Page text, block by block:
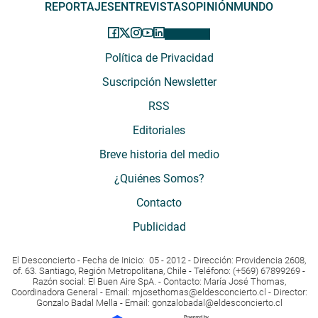
REPORTAJESENTREVISTASOPINIÓNMUNDO
Política de Privacidad
Suscripción Newsletter
RSS
Editoriales
Breve historia del medio
¿Quiénes Somos?
Contacto
Publicidad
El Desconcierto - Fecha de Inicio: 05 - 2012 - Dirección: Providencia 2608,
of. 63. Santiago, Región Metropolitana, Chile - Teléfono: (+569) 67899269 -
Razón social: El Buen Aire SpA. - Contacto: María José Thomas,
Coordinadora General - Email: mjosethomas@eldesconcierto.cl - Director:
Gonzalo Badal Mella - Email: gonzalobadal@eldesconcierto.cl